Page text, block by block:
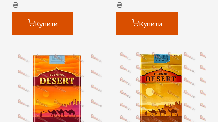
₴
Купити
₴
Купити